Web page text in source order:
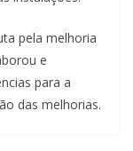
pela melhoria
e
para a
das melhorias.